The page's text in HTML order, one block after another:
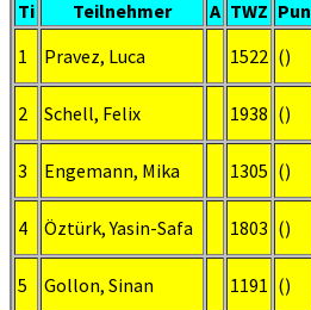
Ti Teilnehmer A TWZ Pun
1
Pravez, Luca 1522 ()
2 Schell, Felix 1938 ()
3 Engemann, Mika 1305 ()
4 Öztürk, Yasin-Safa 1803 ()
5 Gollon, Sinan 1191 ()